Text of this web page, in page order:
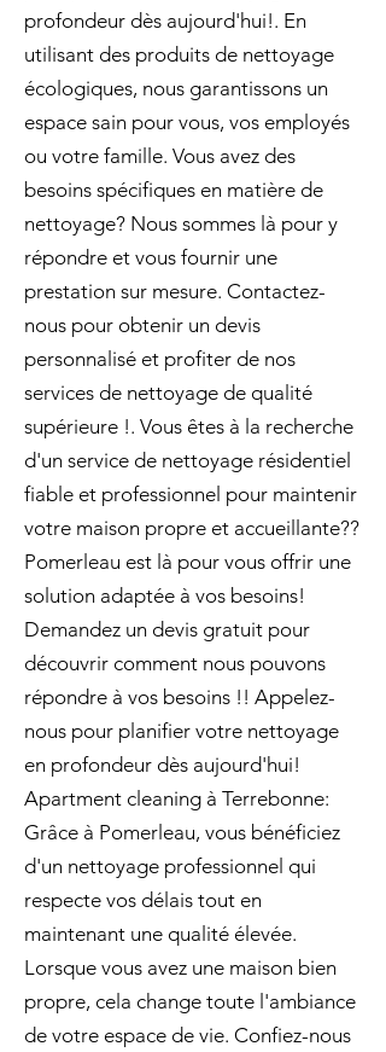
profondeur dès aujourd'hui!. En
utilisant des produits de nettoyage
écologiques, nous garantissons un
espace sain pour vous, vos employés
ou votre famille. Vous avez des
besoins spécifiques en matière de
nettoyage? Nous sommes là pour y
répondre et vous fournir une
prestation sur mesure. Contactez-
nous pour obtenir un devis
personnalisé et profiter de nos
services de nettoyage de qualité
supérieure !. Vous êtes à la recherche
d'un service de nettoyage résidentiel
fiable et professionnel pour maintenir
votre maison propre et accueillante??
Pomerleau est là pour vous offrir une
solution adaptée à vos besoins!
Demandez un devis gratuit pour
découvrir comment nous pouvons
répondre à vos besoins !! Appelez-
nous pour planifier votre nettoyage
en profondeur dès aujourd'hui!
Apartment cleaning à Terrebonne:
Grâce à Pomerleau, vous bénéficiez
d'un nettoyage professionnel qui
respecte vos délais tout en
maintenant une qualité élevée.
Lorsque vous avez une maison bien
propre, cela change toute l'ambiance
de votre espace de vie. Confiez-nous